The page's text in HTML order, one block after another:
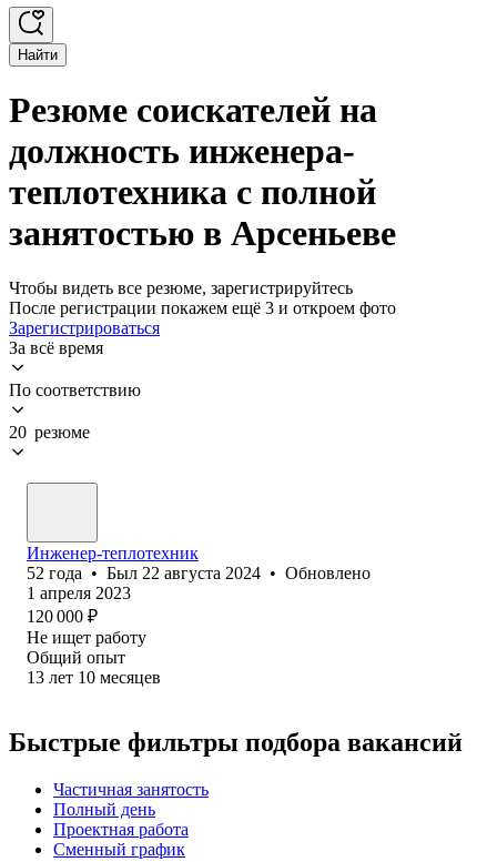
Найти
Резюме соискателей на
должность инженера-
теплотехника с полной
занятостью в Арсеньеве
Чтобы видеть все резюме, зарегистрируйтесь
После регистрации покажем ещё 3 и откроем фото
Зарегистрироваться
За всё время
По соответствию
20 резюме
Инженер-теплотехник
52 года • Был 22 августа 2024 • Обновлено
1 апреля 2023
120 000 ₽
Не ищет работу
Общий опыт
13 лет 10 месяцев
Быстрые фильтры подбора вакансий
Частичная занятость
Полный день
Проектная работа
Сменный график